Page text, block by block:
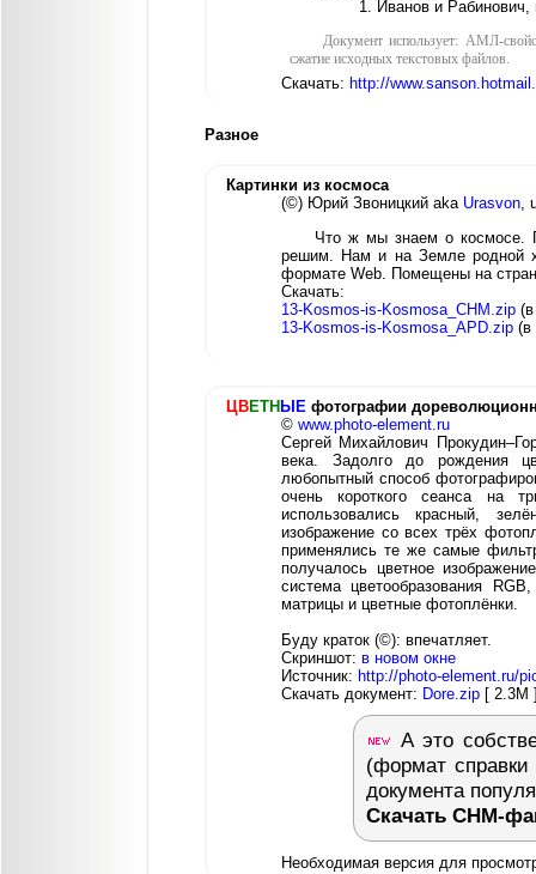
Иванов и
Документ использует: АМЛ-
сжатие исходных текстовых файлов.
Скачать: http://
Разное
Картинки из космоса
(©) Юрий Звоницкий aka Urasvon,
Что ж мы знаем о космосе.
решим. Нам и на Земле родной
формате Web. Помещены на
Скачать:
13-Kosmos-is-Kosmosa_CHM.zip
13-Kosmos-is-Kosmosa_APD.zip (в
ЦВЕТН ЫЕ фотографии
© www.photo-element.ru
Сергей Михайлович
века. Задолго до рождения
любопытный способ
очень короткого сеанса на
использовались красный,
изображение со всех трёх
применялись те же самые
получалось цветное
система цветообразования
матрицы и цветные фотоплёнки.
Буду краток (©): впечатляет.
Скриншот: в новом окне
Источник: http://photo-element.ru/
Скачать документ: Dore.zip [ 2.3M
А это
(формат
документа
Скачать CHM-
Необходимая версия для